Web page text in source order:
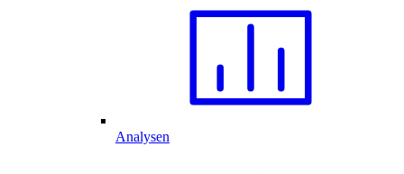
Analysen